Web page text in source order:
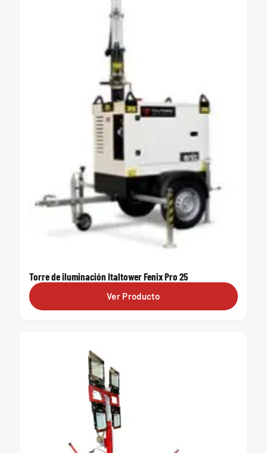
Torre de iluminación Italtower Fenix Pro 25
Ver Producto